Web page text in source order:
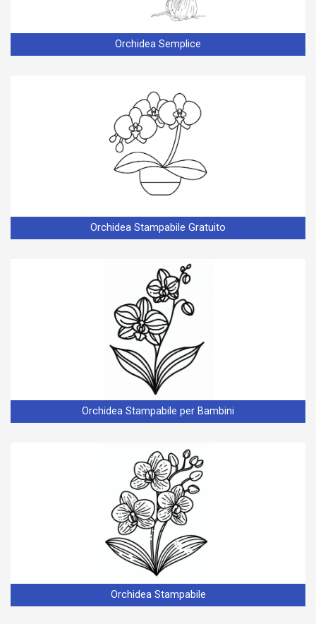
Orchidea Semplice
Orchidea Stampabile Gratuito
Orchidea Stampabile per Bambini
Orchidea Stampabile